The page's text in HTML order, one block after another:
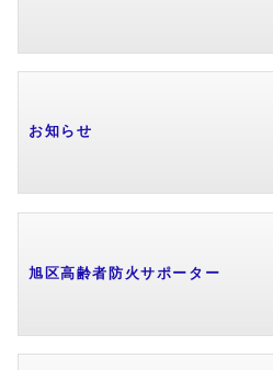
お知らせ
旭区高齢者防火サポーター